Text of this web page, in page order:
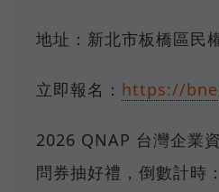
地址：新北市板橋區民
立即報名： https://
2026 QNAP 台灣企業
問券抽好禮，倒數計時：